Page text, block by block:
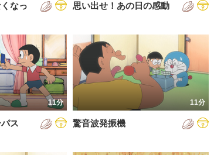
年
年
年
年
年
なっ
思い出せ！あの日の感動
11分
ス
11分
驚音波発振機